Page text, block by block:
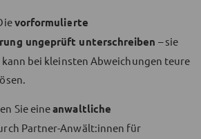
vorformulierte
ungeprüft unterschreiben – sie
bei kleinsten Abweichungen teure
Sie eineanwaltliche
Partner-Anwält:innen für